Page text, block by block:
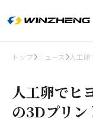
トップ ニュース 人工
人工卵でヒ
の3Dプリン